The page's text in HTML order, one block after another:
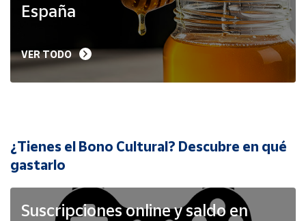
Mapa de
Hazte
vendedor
Cuenta
España
VER TODO
¿Tienes el Bono Cultural? Descubre en qué
gastarlo
Suscripciones online y saldo en